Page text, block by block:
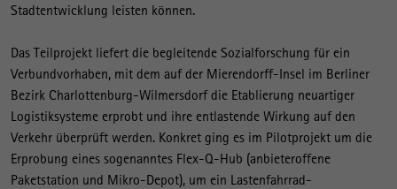
Stadtentwicklung leisten können.
Das Teilprojekt liefert die begleitende Sozialforschung für ein
Verbundvorhaben, mit dem auf der Mierendorff-Insel im Berliner
Bezirk Charlottenburg-Wilmersdorf die Etablierung neuartiger
Logistiksysteme erprobt und ihre entlastende Wirkung auf den
Verkehr überprüft werden. Konkret ging es im Pilotprojekt um die
Erprobung eines sogenanntes Flex-Q-Hub (anbieteroffene
Paketstation und Mikro-Depot), um ein Lastenfahrrad-